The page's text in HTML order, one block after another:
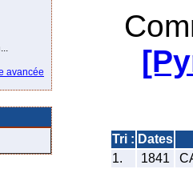
avancée
Tri : Dates
1.
1841